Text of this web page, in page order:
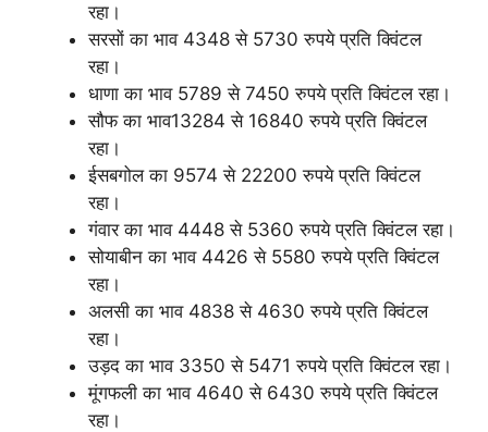
रहा।
सरसों का भाव 4348 से 5730 रुपये प्रति क्विंटल
रहा।
धाणा का भाव 5789 से 7450 रुपये प्रति क्विंटल रहा।
सौफ का भाव13284 से 16840 रुपये प्रति क्विंटल
रहा।
ईसबगोल का 9574 से 22200 रुपये प्रति क्विंटल
रहा।
गंवार का भाव 4448 से 5360 रुपये प्रति क्विंटल रहा।
सोयाबीन का भाव 4426 से 5580 रुपये प्रति क्विंटल
रहा।
अलसी का भाव 4838 से 4630 रुपये प्रति क्विंटल
रहा।
उड़द का भाव 3350 से 5471 रुपये प्रति क्विंटल रहा।
मूंगफली का भाव 4640 से 6430 रुपये प्रति क्विंटल
रहा।